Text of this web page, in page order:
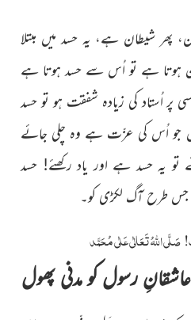
پھر شیطان ہے، یہ حسد میں مبتلا
ہوتا ہے تو اُس سے حسد ہوتا ہے
پر اُستاد کی زیادہ شفقت ہو تو حسد
میں جو اُس کی عزّت ہے وہ چلی جائے
یہ حسد ہے اور یاد رکھئے! حسد
جس طرح آگ لکڑی کو۔
صَلَّی اللّٰہُ تَعَالٰی عَلٰی مُحَمَّد